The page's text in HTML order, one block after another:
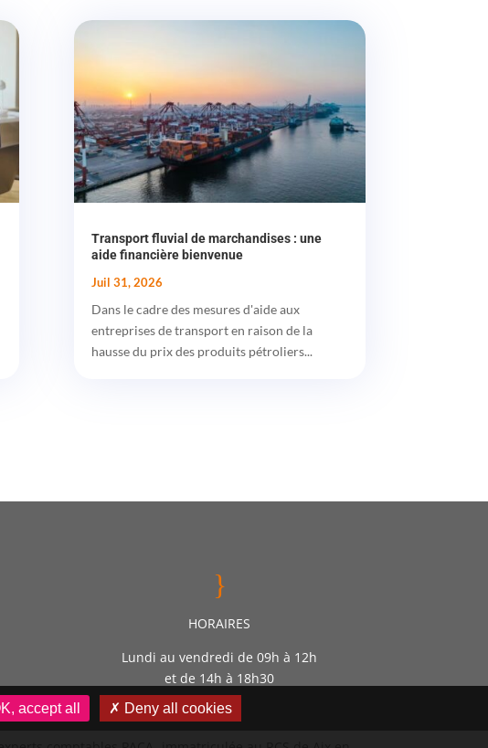
Transport fluvial de marchandises : une
aide financière bienvenue
Juil 31, 2026
Dans le cadre des mesures d'aide aux
entreprises de transport en raison de la
hausse du prix des produits pétroliers...
}
HORAIRES
Lundi au vendredi de 09h à 12h
et de 14h à 18h30
accept all ✗ Deny all cookies